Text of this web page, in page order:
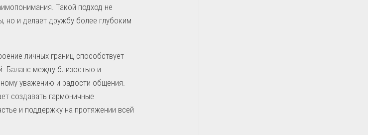
Такой подход не
но и делает дружбу более глубоким
личных границ способствует
Баланс между близостью и
уважению и радости общения.
создавать гармоничные
и поддержку на протяжении всей